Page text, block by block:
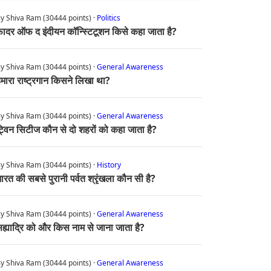
Shiva Ram (30444 points) · Politics
ऑफ द इंदीयन कॉन्स्टिटूशन किसे कहा जाता है?
Shiva Ram (30444 points) ·General Awareness
राष्ट्रगान किसने लिखा था?
Shiva Ram (30444 points) ·General Awareness
सिटीज कौन से दो शहरों को कहा जाता है?
Shiva Ram (30444 points) · History
की सबसे पुरानी पर्वत श्रृंखला कौन सी है?
Shiva Ram (30444 points) ·General Awareness
को और किस नाम से जाना जाता है?
Shiva Ram (30444 points) ·General Awareness